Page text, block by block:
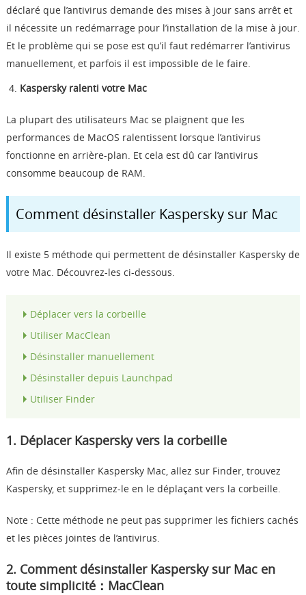
déclaré que l’antivirus demande des mises à jour sans arrêt et
il nécessite un redémarrage pour l’installation de la mise à jour.
Et le problème qui se pose est qu’il faut redémarrer l’antivirus
manuellement, et parfois il est impossible de le faire.
Kaspersky ralenti votre Mac
La plupart des utilisateurs Mac se plaignent que les
performances de MacOS ralentissent lorsque l’antivirus
fonctionne en arrière-plan. Et cela est dû car l’antivirus
consomme beaucoup de RAM.
Comment désinstaller Kaspersky sur Mac
Il existe 5 méthode qui permettent de désinstaller Kaspersky de
votre Mac. Découvrez-les ci-dessous.
Déplacer vers la corbeille
Utiliser MacClean
Désinstaller manuellement
Désinstaller depuis Launchpad
Utiliser Finder
1. Déplacer Kaspersky vers la corbeille
Afin de désinstaller Kaspersky Mac, allez sur Finder, trouvez
Kaspersky, et supprimez-le en le déplaçant vers la corbeille.
Note : Cette méthode ne peut pas supprimer les fichiers cachés
et les pièces jointes de l’antivirus.
2. Comment désinstaller Kaspersky sur Mac en
toute simplicité：MacClean